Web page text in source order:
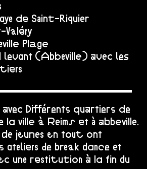
de Saint-Riquier
Plage
levant (Abbeville) avec les
Différents quartiers de
ville à Reims et à abbeville.
jeunes en tout ont
ateliers de break dance et
une restitution à la fin du